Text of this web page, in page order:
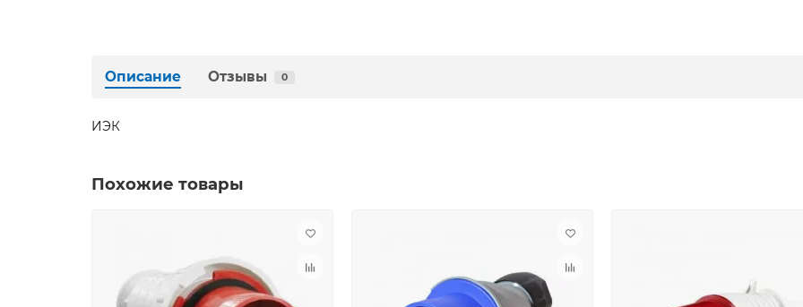
Описание Отзывы 0
ИЭК
Похожие товары